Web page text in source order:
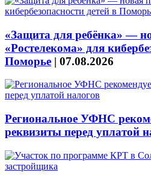
«Защита для ребёнка» —
«Ростелекома» для
Поморье | 07.08.2026
Региональное УФНС
реквизиты перед уплатой